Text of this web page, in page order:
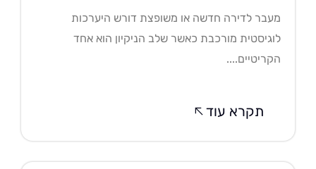
לדירה חדשה או משופצת דורש היערכות
מורכבת כאשר שלב הניקיון הוא אחד
תקרא עוד